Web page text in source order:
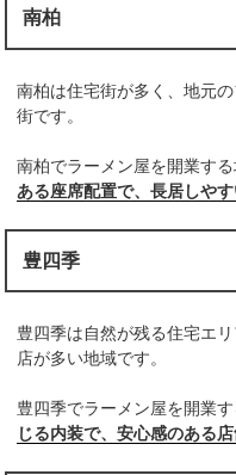
南柏
南柏は住宅街が多く、地元
街です。
南柏でラーメン屋を開業す
ある座席配置で、長居しや
豊四季
豊四季は自然が残る住宅エ
店が多い地域です。
豊四季でラーメン屋を開業
じる内装で、安心感のある